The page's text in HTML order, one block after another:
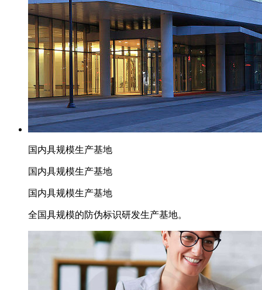
国内具规模生产基地
国内具规模生产基地
国内具规模生产基地
全国具规模的防伪标识研发生产基地。